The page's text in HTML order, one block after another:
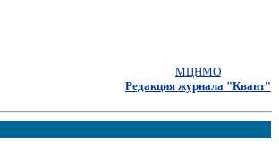
МЦНМО
Редакция журнала "Квант"